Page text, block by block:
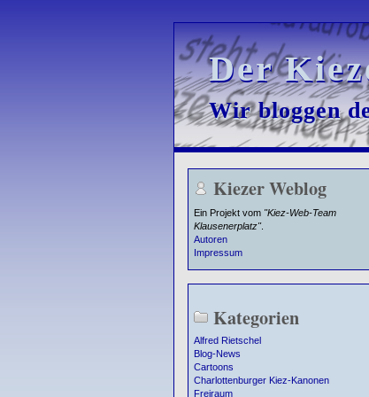
Der
Der
Wir bloggen
Wir bloggen
Kiezer Weblog
Ein Projekt vom "Kiez-Web-Team
Klausenerplatz".
Autoren
Impressum
Kategorien
Alfred Rietschel
Blog-News
Cartoons
Charlottenburger Kiez-Kanonen
Freiraum